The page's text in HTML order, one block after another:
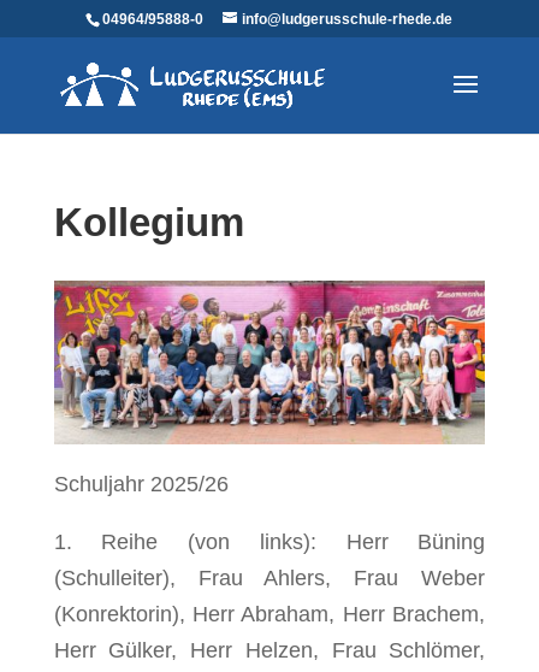
04964/95888-0 info@ludgerusschule-rhede.de
Kollegium
Schuljahr 2025/26
1. Reihe (von links): Herr Büning
(Schulleiter), Frau Ahlers, Frau Weber
(Konrektorin), Herr Abraham, Herr Brachem,
Herr Gülker, Herr Helzen, Frau Schlömer,